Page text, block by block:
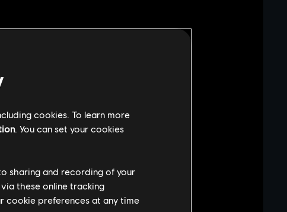
jest pewna ręka i znajomość
niewielkie otwory, poszerzające pole
Maverick musi znajdować się
cookies. To learn more
. You can set your cookies
sharing and recording of your
these online tracking
cookie preferences at any time